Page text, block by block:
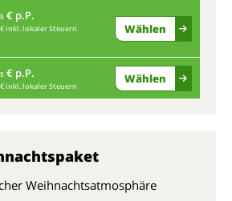
€ p.P.
€ inkl. lokaler Steuern Wählen
€ p.P.
€ inkl. lokaler Steuern
Wählen
Weihnachtsatmosphäre